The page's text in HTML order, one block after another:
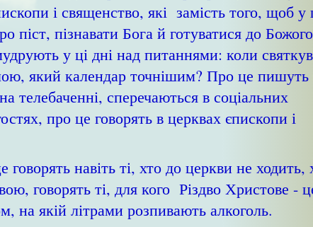
і священство, які замість того, щоб у
піст, пізнавати Бога й готуватися до Божого
у ці дні над питаннями: коли
який календар точнішим? Про це пишуть
телебаченні, сперечаються в соціальних
про це говорять в церквах єпископи і
навіть ті, хто до церкви не ходить,
говорять ті, для кого Різдво Христове -
на якій літрами розпивають алкоголь.